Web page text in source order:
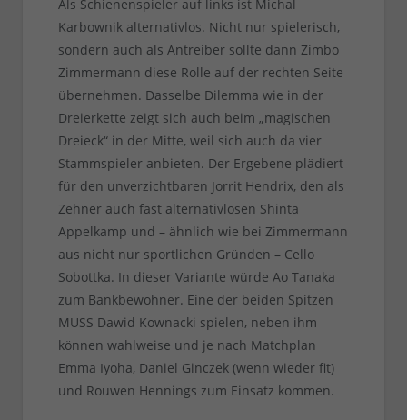
Als Schienenspieler auf links ist Michal
Karbownik alternativlos. Nicht nur spielerisch,
sondern auch als Antreiber sollte dann Zimbo
Zimmermann diese Rolle auf der rechten Seite
übernehmen. Dasselbe Dilemma wie in der
Dreierkette zeigt sich auch beim „magischen
Dreieck“ in der Mitte, weil sich auch da vier
Stammspieler anbieten. Der Ergebene plädiert
für den unverzichtbaren Jorrit Hendrix, den als
Zehner auch fast alternativlosen Shinta
Appelkamp und – ähnlich wie bei Zimmermann
aus nicht nur sportlichen Gründen – Cello
Sobottka. In dieser Variante würde Ao Tanaka
zum Bankbewohner. Eine der beiden Spitzen
MUSS Dawid Kownacki spielen, neben ihm
können wahlweise und je nach Matchplan
Emma Iyoha, Daniel Ginczek (wenn wieder fit)
und Rouwen Hennings zum Einsatz kommen.